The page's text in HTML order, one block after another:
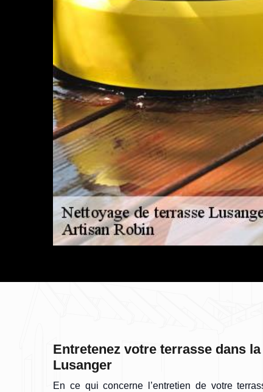
Entretenez votre terrasse dans
Lusanger
En ce qui concerne l’entretien de votre